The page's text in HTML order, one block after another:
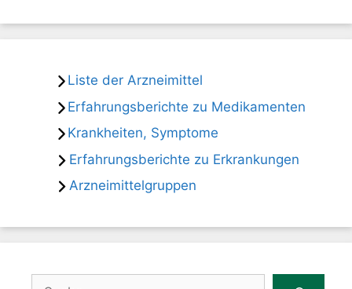
Liste der Arzneimittel
Erfahrungsberichte zu Medikamenten
Krankheiten, Symptome
Erfahrungsberichte zu Erkrankungen
Arzneimittelgruppen
Suchen